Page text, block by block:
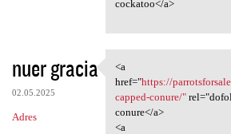
cockatoo</a>
nuer gracia
02.05.2025
Adres
<a href="https:/
<a
href="https://
capped-conure/"
conure</a>
<a